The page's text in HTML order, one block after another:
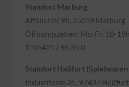
Standort Marburg
Afföllerstr 98, 35039 Marburg
Öffnungszeiten: Mo-Fr: 10-
T: 06421 / 96 35 0
Standort Haßfurt
Industriestr. 25, 97437 Haßfurt